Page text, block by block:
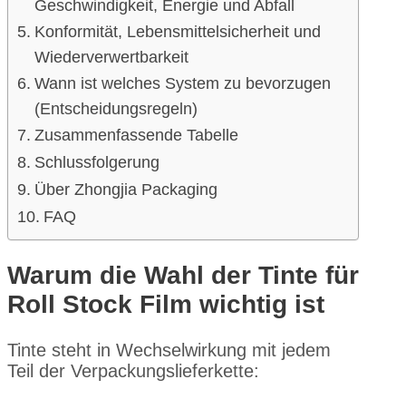
Geschwindigkeit, Energie und Abfall
Konformität, Lebensmittelsicherheit und
Wiederverwertbarkeit
Wann ist welches System zu bevorzugen
(Entscheidungsregeln)
Zusammenfassende Tabelle
Schlussfolgerung
Über Zhongjia Packaging
FAQ
Warum die Wahl der Tinte für
Roll Stock Film wichtig ist
Tinte steht in Wechselwirkung mit jedem
Teil der Verpackungslieferkette: